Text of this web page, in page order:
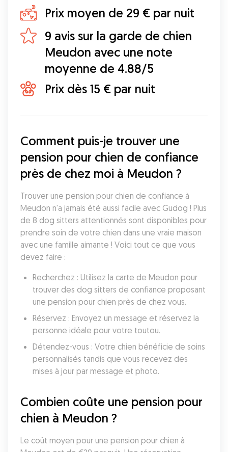
Prix moyen de 29 € par nuit
9 avis sur la garde de chien
Meudon avec une note
moyenne de 4.88/5
Prix dès 15 € par nuit
Comment puis-je trouver une
pension pour chien de confiance
près de chez moi à Meudon ?
Trouver une pension pour chien de confiance à
Meudon n'a jamais été aussi facile avec Gudog ! Plus
de 8 dog sitters attentionnés sont disponibles pour
prendre soin de votre chien dans une vraie maison
avec une famille aimante ! Voici tout ce que vous
devez faire :
Recherchez : Utilisez la carte de Meudon pour
trouver des dog sitters de confiance proposant
une pension pour chien près de chez vous.
Réservez : Envoyez un message et réservez la
personne idéale pour votre toutou.
Détendez-vous : Votre chien bénéficie de soins
personnalisés tandis que vous recevez des
mises à jour par message et photo.
Combien coûte une pension pour
chien à Meudon ?
Le coût moyen pour une pension pour chien à